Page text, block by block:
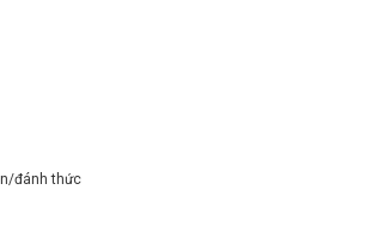
đánh thức